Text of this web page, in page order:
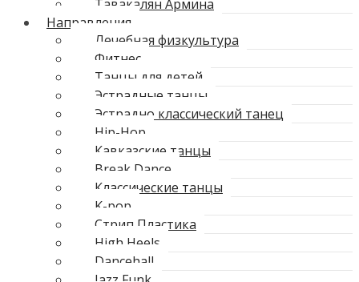
Тавакалян Армина
Направления
Лечебная физкультура
Фитнес
Танцы для детей
Эстрадные танцы
Эстрадно классический танец
Hip-Hop
Кавказские танцы
Break Dance
Классические танцы
K-pop
Стрип Пластика
High Heels
Dancehall